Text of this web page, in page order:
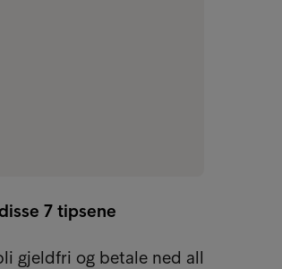
7 tipsene
gjeldfri og betale ned all